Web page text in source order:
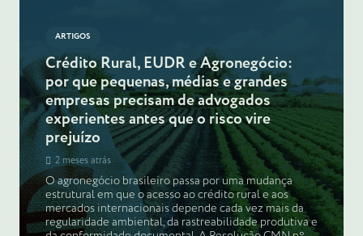
ARTIGOS
Crédito Rural, EUDR e Agronegócio:
por que pequenas, médias e grandes
empresas precisam de advogados
experientes antes que o risco vire
prejuízo
2 meses atrás
O agronegócio brasileiro passa por uma mudança
estrutural em que o acesso ao crédito rural e aos
mercados internacionais depende cada vez mais da
regularidade ambiental, da rastreabilidade produtiva e